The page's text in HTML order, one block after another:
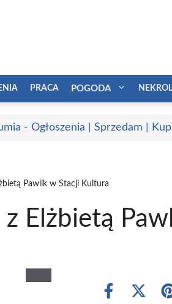
PRACA POGODA
- Ogłoszenia | Sprzedam |
Pawlik w Stacji Kultura
Elżbietą
Share
Share